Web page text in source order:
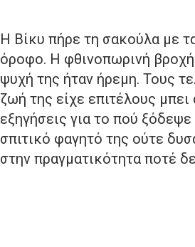
Η Βίκυ πήρε τη σακούλα με
όροφο. Η φθινοπωρινή
ψυχή της ήταν ήρεμη. Τους
ζωή της είχε επιτέλους
εξηγήσεις για το πού
σπιτικό φαγητό της ούτε
στην πραγματικότητα ποτέ